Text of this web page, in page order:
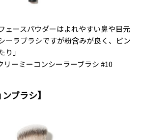
ェースパウダーはよれやすい鼻や目元
ーラブラシですが粉含みが良く、ピン
」
リーミーコンシーラーブラシ #10
ブラシ】